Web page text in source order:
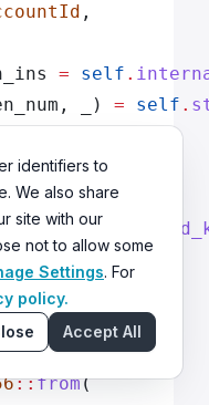
,
= self .
_) = self .
(
::from(
identifiers to
We also share
site with our
not to allow some
Settings. For
policy.
Accept All